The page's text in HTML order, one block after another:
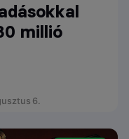
millió
6.